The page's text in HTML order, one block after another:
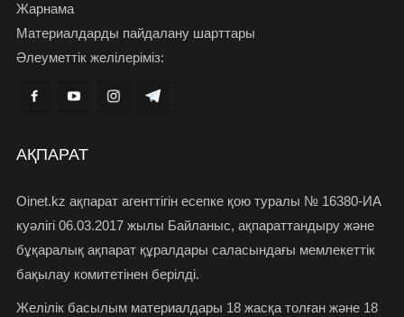
Жарнама
Материалдарды пайдалану шарттары
Әлеуметтік желілеріміз:
АҚПАРАТ
Oinet.kz ақпарат агенттігін есепке қою туралы № 16380-ИА
куәлігі 06.03.2017 жылы Байланыс, ақпараттандыру және
бұқаралық ақпарат құралдары саласындағы мемлекеттік
бақылау комитетінен берілді.
Желілік басылым материалдары 18 жасқа толған және 18